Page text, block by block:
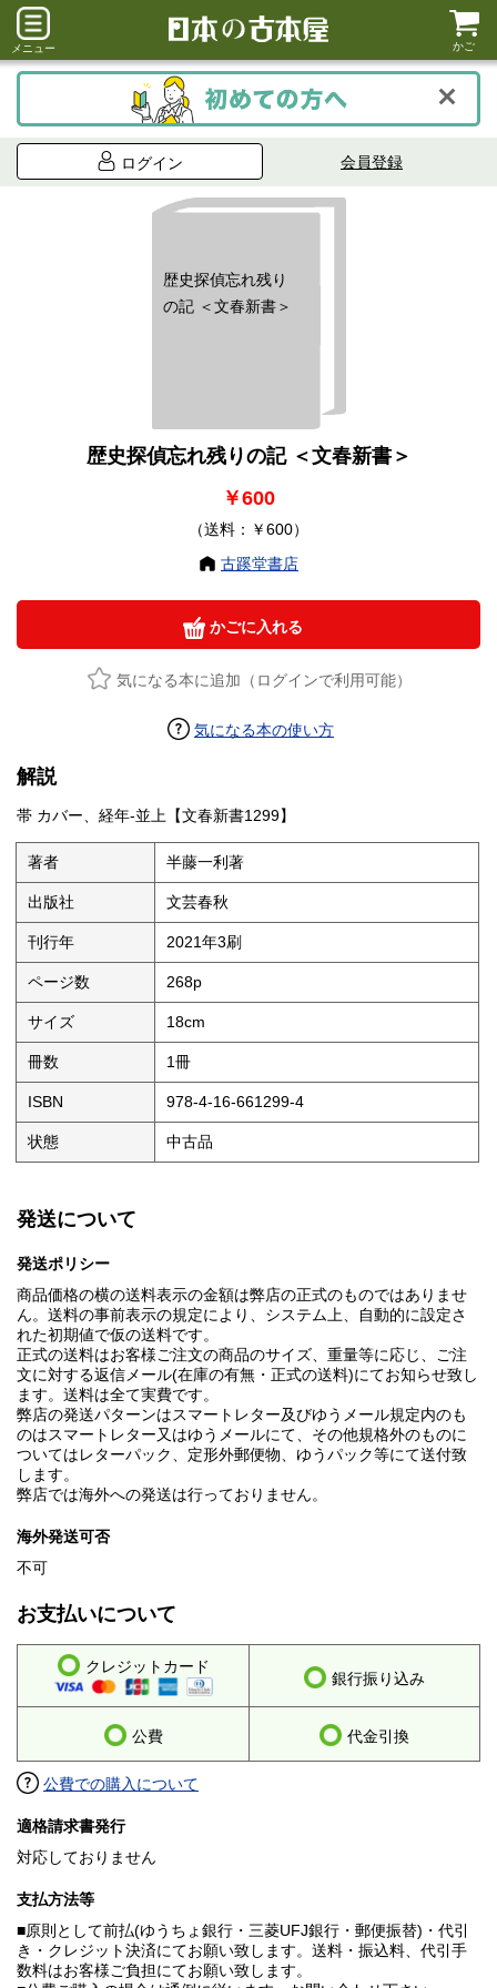
メニュー かご
ログイン 会員登録
歴史探偵忘れ残り
の記 ＜文春新書＞
歴史探偵忘れ残りの記 ＜文春新書＞
￥600
（送料：￥600）
古蹊堂書店
かごに入れる
気になる本に追加（ログインで利用可能）
気になる本の使い方
解説
帯 カバー、経年-並上【文春新書1299】
著者 半藤一利著
出版社 文芸春秋
刊行年 2021年3刷
ページ数 268p
サイズ 18cm
冊数 1冊
ISBN 978-4-16-661299-4
状態 中古品
発送について
発送ポリシー
商品価格の横の送料表示の金額は弊店の正式のものではありませ
ん。送料の事前表示の規定により、システム上、自動的に設定さ
れた初期値で仮の送料です。
正式の送料はお客様ご注文の商品のサイズ、重量等に応じ、ご注
文に対する返信メール(在庫の有無・正式の送料)にてお知らせ致し
ます。送料は全て実費です。
弊店の発送パターンはスマートレター及びゆうメール規定内のも
のはスマートレター又はゆうメールにて、その他規格外のものに
ついてはレターパック、定形外郵便物、ゆうパック等にて送付致
します。
弊店では海外への発送は行っておりません。
海外発送可否
不可
お支払いについて
クレジットカード
銀行振り込み
公費 代金引換
公費での購入について
適格請求書発行
対応しておりません
支払方法等
■原則として前払(ゆうちょ銀行・三菱UFJ銀行・郵便振替)・代引
き・クレジット決済にてお願い致します。送料・振込料、代引手
数料はお客様ご負担にてお願い致します。